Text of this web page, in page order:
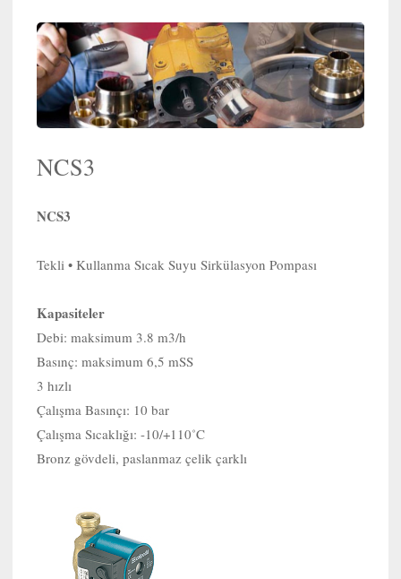
NCS3
NCS3
Tekli • Kullanma Sıcak Suyu Sirkülasyon Pompası
Kapasiteler
Debi: maksimum 3.8 m3/h
Basınç: maksimum 6,5 mSS
3 hızlı
Çalışma Basınçı: 10 bar
Çalışma Sıcaklığı: -10/+110˚C
Bronz gövdeli, paslanmaz çelik çarklı